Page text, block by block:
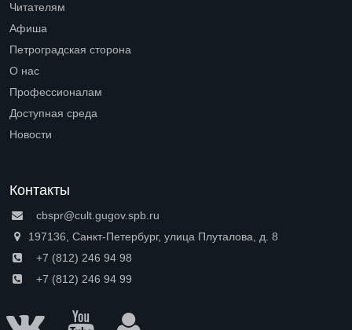
Читателям
Афиша
Петроградская сторона
О нас
Профессионалам
Доступная среда
Новости
Контакты
cbspr@cult.gugov.spb.ru
197136, Санкт-Петербург, улица Плуталова, д. 8
+7 (812) 246 94 98
+7 (812) 246 94 99